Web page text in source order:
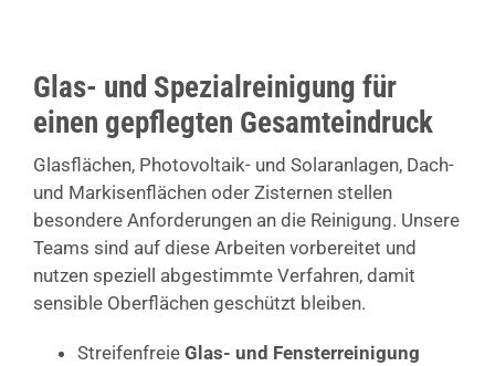
Glas- und Spezialreinigung für
einen gepflegten Gesamteindruck
Glasflächen, Photovoltaik- und Solaranlagen, Dach-
und Markisenflächen oder Zisternen stellen
besondere Anforderungen an die Reinigung. Unsere
Teams sind auf diese Arbeiten vorbereitet und
nutzen speziell abgestimmte Verfahren, damit
sensible Oberflächen geschützt bleiben.
Streifenfreie Glas- und Fensterreinigung